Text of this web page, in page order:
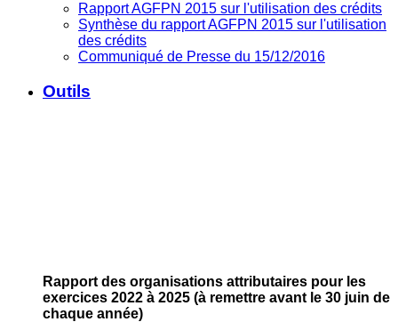
Rapport AGFPN 2015 sur l'utilisation des crédits
Synthèse du rapport AGFPN 2015 sur l'utilisation
des crédits
Communiqué de Presse du 15/12/2016
Outils
Rapport des organisations attributaires pour les
exercices 2022 à 2025 (à remettre avant le 30 juin de
chaque année)